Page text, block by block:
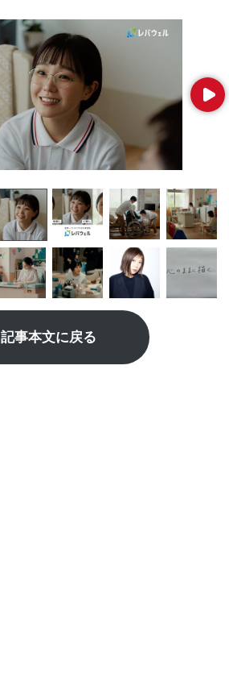
Next
記事本文に戻る